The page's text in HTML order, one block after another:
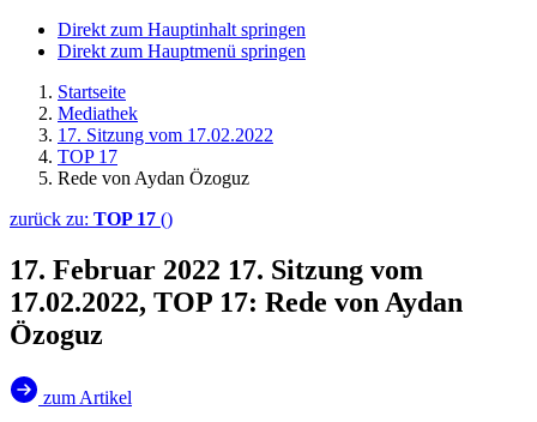
Direkt zum Hauptinhalt springen
Direkt zum Hauptmenü springen
Startseite
Mediathek
17. Sitzung vom 17.02.2022
TOP 17
Rede von Aydan Özoguz
zurück zu: TOP 17 ()
17. Februar 2022 17. Sitzung vom
17.02.2022, TOP 17: Rede von Aydan
Özoguz
zum Artikel